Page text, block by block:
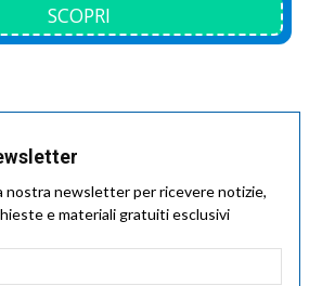
SCOPRI
nostra newsletter per ricevere notizie,
e materiali gratuiti esclusivi